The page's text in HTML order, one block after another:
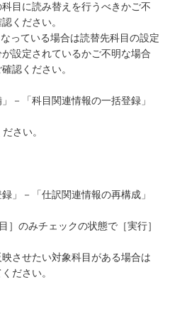
目に読み替えを行うべきかご不
ください。
っている場合は読替先科目の設定
設定されているかご不明な場合
認ください。
－「科目関連情報の一括登録」
さい。
」－「仕訳関連情報の再構成」
］のみチェックの状態で［実行］
させたい対象科目がある場合は
ださい。